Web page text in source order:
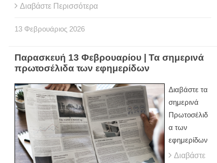
Διαβάστε Περισσότερα
13 Φεβρουάριος 2026
Παρασκευή 13 Φεβρουαρίου | Τα σημερινά
πρωτοσέλιδα των εφημερίδων
Διαβάστε τα
σημερινά
Πρωτοσέλιδ
α των
εφημερίδων
Διαβάστε